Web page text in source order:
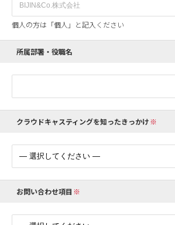
個人の方は「個人」と記入ください
所属部署・役職名
クラウドキャスティングを知ったきっかけ
お問い合わせ項目